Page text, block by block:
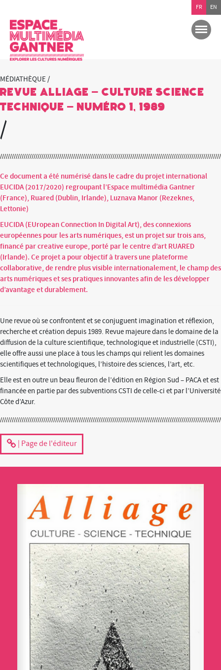
MÉDIATHÈQUE /
REVUE ALLIAGE – Culture Science
Technique – Numéro 1, 1989
/
Ce document a été numérisé dans le cadre du projet international
EUCIDA (2017/2020) regroupant l’Espace multimédia Gantner
(France), Ruared (Dublin, Irlande), Luznava Manor (Rezeknes,
Lettonie)
EUCIDA (EUropean Connection In Digital Art), des connexions
européennes pour les arts numériques, est un projet sur trois ans,
financé par creative europe, porté par le centre d’art RUARED
(Irlande). Ce projet a pour objectif à travers une plateforme
collaborative, de rendre plus visible internationalement, le champ des
arts numériques et ses pratiques innovantes afin de les développer
d’avantage et durablement.
Une revue où se confrontent et se conjuguent imagination et réflexion,
recherche et création depuis 1989. Revue majeure dans le domaine de la
diffusion de la culture scientifique, technologique et industrielle (CSTI),
elle offre aussi une place à tous les champs qui relient les domaines
scientifiques et technologiques, l’histoire des sciences, l’art, etc.
Elle est en outre un beau fleuron de l’édition en Région Sud – PACA et est
financée en partie par des subventions CSTI de celle-ci et par l’Université
Côte d’Azur.
| Page de l'éditeur
FR EN